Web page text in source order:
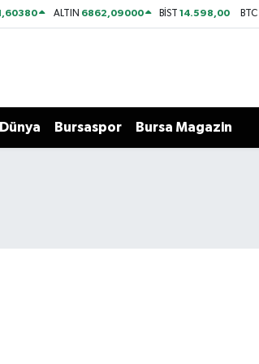
ALTIN 6862,09000 BİST14.598,00 BTC
Dünya Bursaspor Bursa Magazin